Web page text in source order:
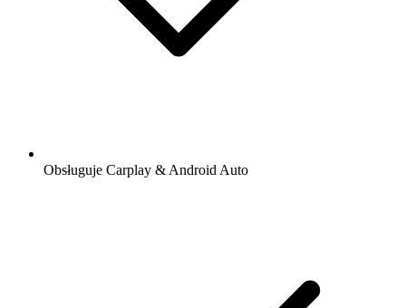
Obsługuje Carplay & Android Auto